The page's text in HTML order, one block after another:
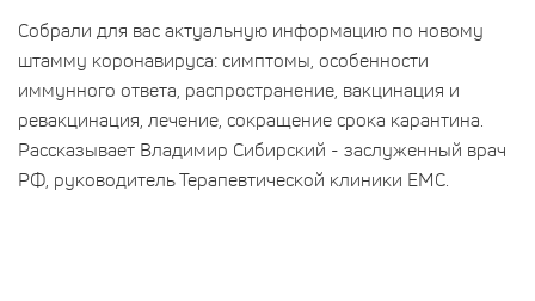
Собрали для вас актуальную информацию по новому
штамму коронавируса: симптомы, особенности
иммунного ответа, распространение, вакцинация и
ревакцинация, лечение, сокращение срока карантина.
Рассказывает Владимир Сибирский - заслуженный врач
РФ, руководитель Терапевтической клиники ЕМС.